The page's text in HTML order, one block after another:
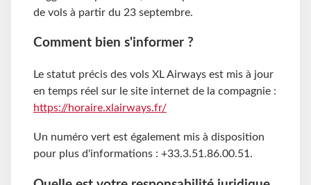
de vols à partir du 23 septembre.
Comment bien s'informer ?
Le statut précis des vols XL Airways est mis à jour
en temps réel sur le site internet de la compagnie :
https://horaire.xlairways.fr/
Un numéro vert est également mis à disposition
pour plus d'informations : +33.3.51.86.00.51.